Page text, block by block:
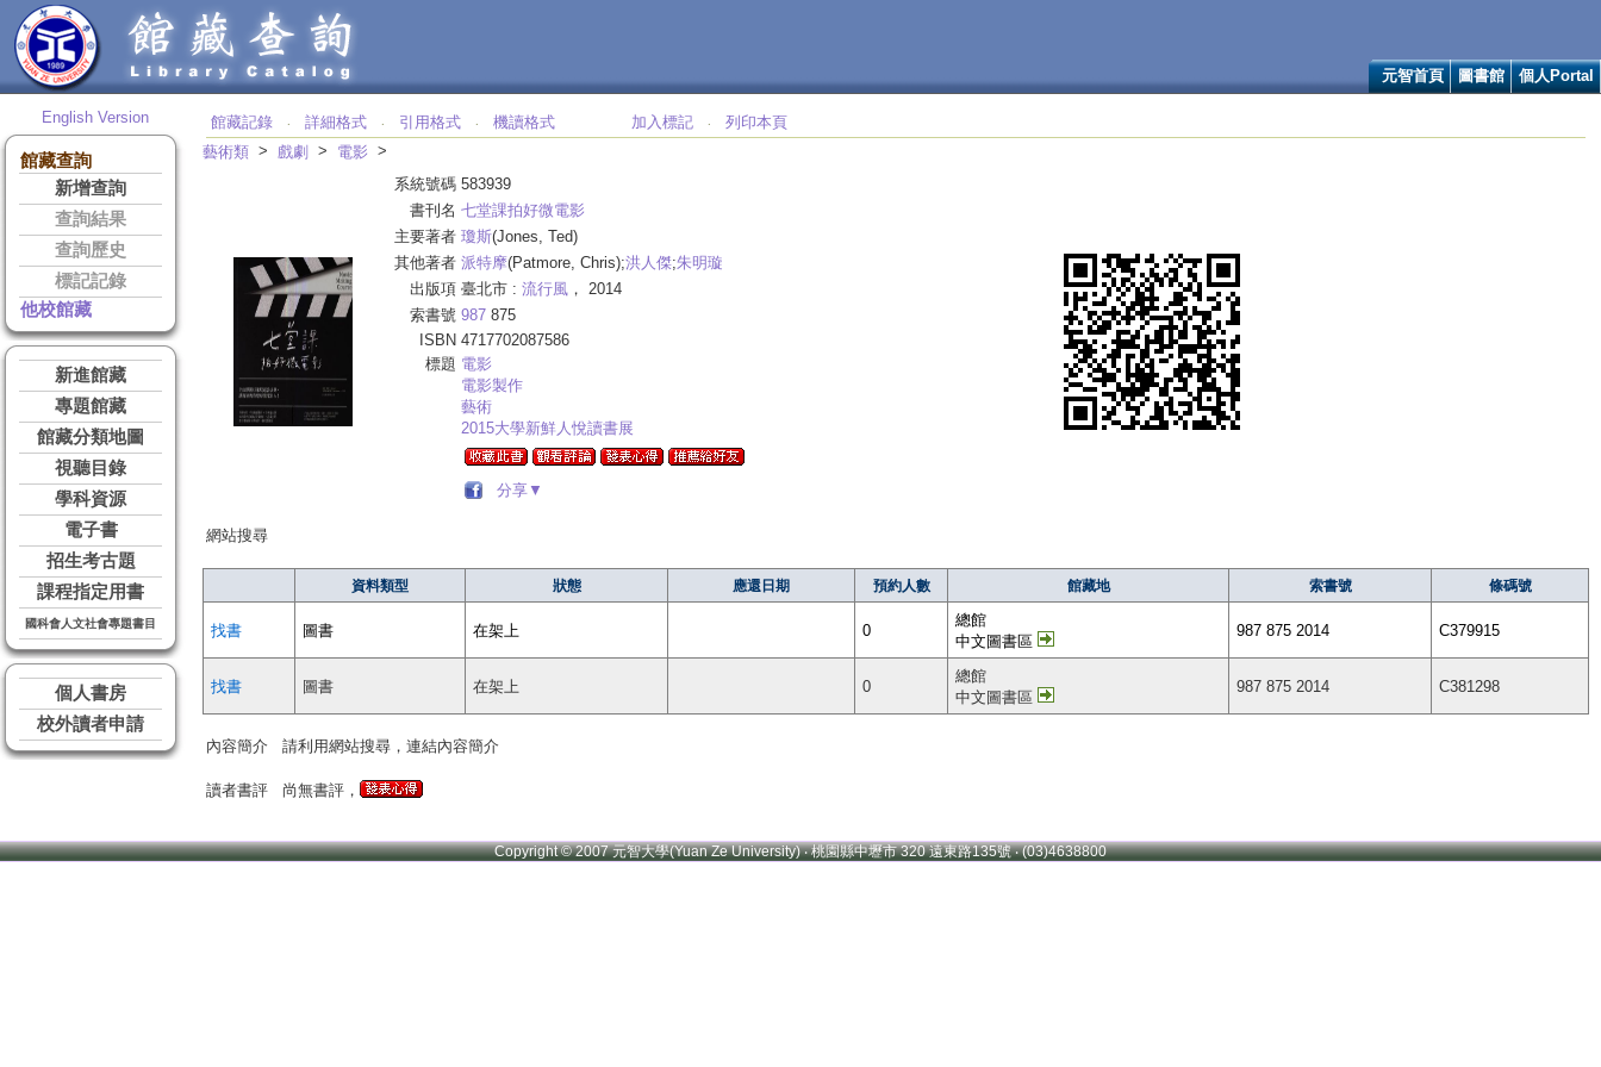
元智首頁 圖書館 個人Portal
English Version
館藏查詢
新增查詢
查詢結果
查詢歷史
標記記錄
他校館藏
新進館藏
專題館藏
館藏分類地圖
視聽目錄
學科資源
電子書
招生考古題
課程指定用書
國科會人文社會專題書目
個人書房
校外讀者申請
館藏記錄 ‧ 詳細格式 ‧ 引用格式 ‧ 機讀格式 加入標記 ‧
列印本頁
藝術類 > 戲劇 > 電影 >
系統號碼 583939
書刊名 七堂課拍好微電影
主要著者 瓊斯(Jones, Ted)
其他著者 派特摩(Patmore, Chris);洪人傑;朱明璇
出版項 臺北市 : 流行風 ， 2014
索書號 987 875
ISBN 4717702087586
標題 電影
電影製作
藝術
2015大學新鮮人悅讀書展
分享▼
網站搜尋
資料類型 狀態 應還日期 預約人數 館藏地 索書號 條碼號
找書 圖書 在架上 0
總館
中文圖書區
987 875 2014 C379915
找書 圖書 在架上 0
總館
中文圖書區
987 875 2014 C381298
內容簡介 請利用網站搜尋，連結內容簡介
讀者書評 尚無書評，
Copyright © 2007 元智大學(Yuan Ze University) ‧ 桃園縣中壢市 320 遠東路135號 ‧ (03)4638800